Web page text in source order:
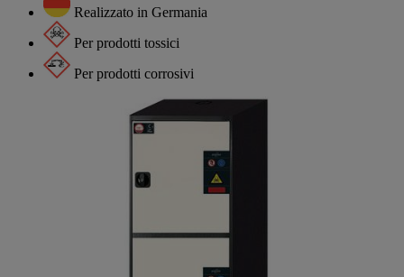
Realizzato in Germania
Per prodotti tossici
Per prodotti corrosivi